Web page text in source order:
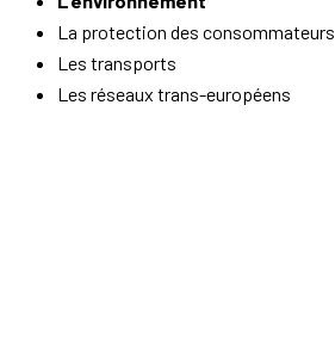
La protection des consommateurs
Les transports
Les réseaux trans-européens